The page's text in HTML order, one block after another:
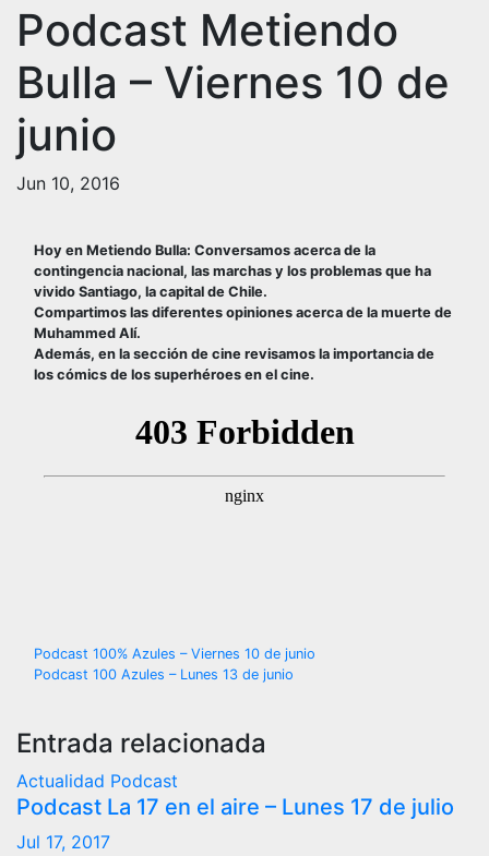
Podcast Metiendo
Bulla – Viernes 10 de
junio
Jun 10, 2016
Hoy en Metiendo Bulla: Conversamos acerca de la
contingencia nacional, las marchas y los problemas que ha
vivido Santiago, la capital de Chile.
Compartimos las diferentes opiniones acerca de la muerte de
Muhammed Alí.
Además, en la sección de cine revisamos la importancia de
los cómics de los superhéroes en el cine.
Navegación
entradas
Podcast 100% Azules – Viernes 10 de junio
Podcast 100 Azules – Lunes 13 de junio
Entrada relacionada
Actualidad Podcast
Podcast La 17 en el aire – Lunes 17 de julio
Jul 17, 2017